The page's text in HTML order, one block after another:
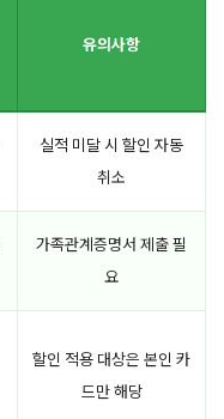
유의사항
실적 미달 시 할인 자동
취소
가족관계증명서 제출 필
요
할인 적용 대상은 본인 카
드만 해당